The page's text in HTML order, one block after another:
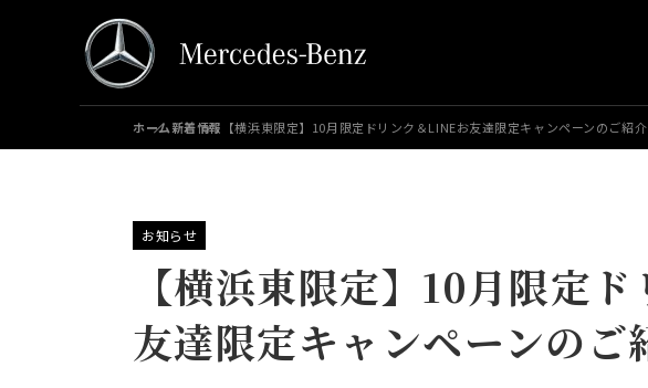
ホーム新着情報 【横浜東限定】10月限定ドリンク＆LINEお友達限定キャンペーンのご紹介
お知らせ
【横浜東限定】10月限定
友達限定キャンペーンのご